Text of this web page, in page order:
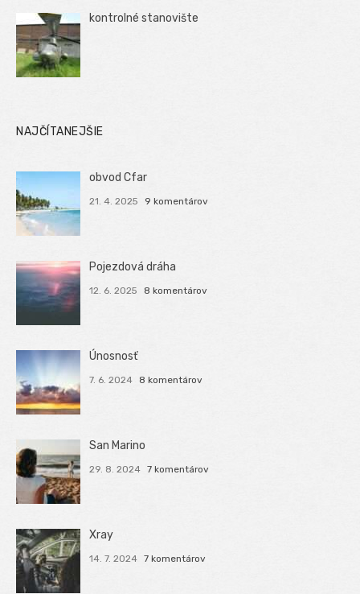
kontrolné stanovište
NAJČÍTANEJŠIE
obvod Cfar
21. 4. 2025 9 komentárov
Pojezdová dráha
12. 6. 2025 8 komentárov
Únosnosť
7. 6. 2024 8 komentárov
San Marino
29. 8. 2024 7 komentárov
Xray
14. 7. 2024 7 komentárov